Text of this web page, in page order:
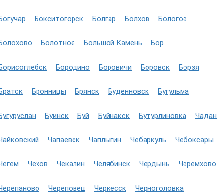
Бокситогорск Болгар Болхов Бологое
Болотное Большой Камень Бор
Бородино Боровичи Боровск Борзя
Бронницы Брянск Буденновск Бугульма
Буинск Буй Буйнакск Бутурлиновка Чадан
Чапаевск Чаплыгин Чебаркуль Чебоксары
Чехов Чекалин Челябинск Чердынь Черемхово
Череповец Черкесск Черноголовка